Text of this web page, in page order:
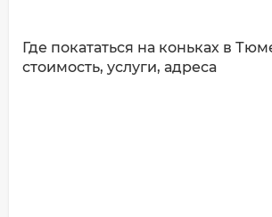
Где покататься на коньках в
стоимость, услуги, адреса